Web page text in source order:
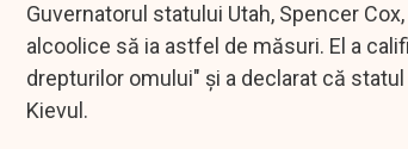
Guvernatorul statului Utah, Spencer
alcoolice să ia astfel de măsuri. El a
drepturilor omului" și a declarat că
Kievul.